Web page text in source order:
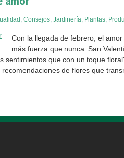
, Consejos, Jardinería, Plantas,
Con la llegada de febrero, el
más fuerza que nunca. San
sentimientos que con un toque
de flores que